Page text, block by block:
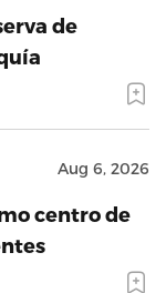
de
Aug 6, 2026
centro de